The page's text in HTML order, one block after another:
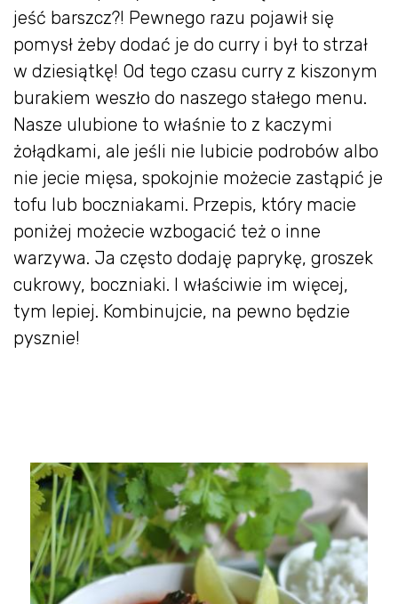
jeść barszcz?! Pewnego razu pojawił się
pomysł żeby dodać je do curry i był to strzał
w dziesiątkę! Od tego czasu curry z kiszonym
burakiem weszło do naszego stałego menu.
Nasze ulubione to właśnie to z kaczymi
żołądkami, ale jeśli nie lubicie podrobów albo
nie jecie mięsa, spokojnie możecie zastąpić je
tofu lub boczniakami. Przepis, który macie
poniżej możecie wzbogacić też o inne
warzywa. Ja często dodaję paprykę, groszek
cukrowy, boczniaki. I właściwie im więcej,
tym lepiej. Kombinujcie, na pewno będzie
pysznie!